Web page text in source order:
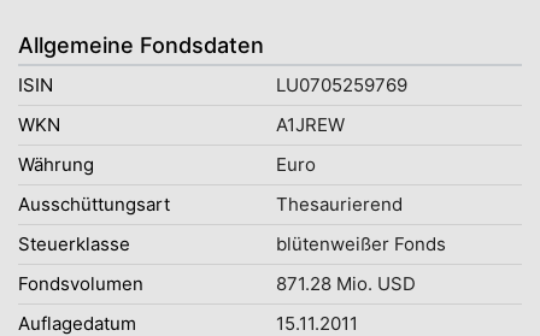
Allgemeine Fondsdaten
ISIN
LU0705259769
WKN
A1JREW
Währung
Euro
Ausschüttungsart
Thesaurierend
Steuerklasse
blütenweißer Fonds
Fondsvolumen
871.28 Mio. USD
Auflagedatum
15.11.2011